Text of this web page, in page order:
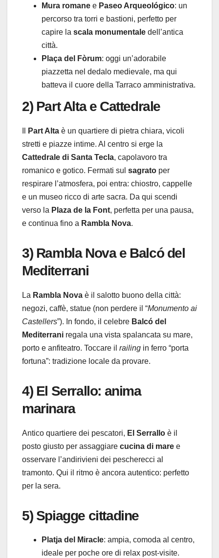
Mura romane e Paseo Arqueológico: un
percorso tra torri e bastioni, perfetto per
capire la scala monumentale dell’antica
città.
Plaça del Fòrum: oggi un’adorabile
piazzetta nel dedalo medievale, ma qui
batteva il cuore della Tarraco amministrativa.
2) Part Alta e Cattedrale
Part Alta è un quartiere di pietra chiara, vicoli
stretti e piazze intime. Al centro si erge la
Cattedrale di Santa Tecla, capolavoro tra
romanico e gotico. Fermati sul sagrato per
respirare l’atmosfera, poi entra: chiostro, cappelle
e un museo ricco di arte sacra. Da qui scendi
verso la Plaza de la Font, perfetta per una pausa,
e continua fino a Rambla Nova.
3) Rambla Nova e Balcó del
Mediterrani
La Rambla Nova è il salotto buono della città:
negozi, caffè, statue (non perdere il “Monumento ai
Castellers”). In fondo, il celebre Balcó del
Mediterrani regala una vista spalancata su mare,
porto e anfiteatro. Toccare il railing in ferro “porta
fortuna”: tradizione locale da provare.
4) El Serrallo: anima
marinara
Antico quartiere dei pescatori, El Serrallo è il
posto giusto per assaggiare cucina di mare e
osservare l’andirivieni dei pescherecci al
tramonto. Qui il ritmo è ancora autentico: perfetto
per la sera.
5) Spiagge cittadine
Platja del Miracle: ampia, comoda al centro,
ideale per poche ore di relax post-visite.